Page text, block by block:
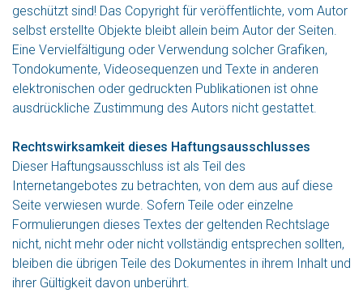
geschützt sind! Das Copyright für veröffentlichte, vom Autor
selbst erstellte Objekte bleibt allein beim Autor der Seiten.
Eine Vervielfältigung oder Verwendung solcher Grafiken,
Tondokumente, Videosequenzen und Texte in anderen
elektronischen oder gedruckten Publikationen ist ohne
ausdrückliche Zustimmung des Autors nicht gestattet.
Rechtswirksamkeit dieses Haftungsausschlusses
Dieser Haftungsausschluss ist als Teil des
Internetangebotes zu betrachten, von dem aus auf diese
Seite verwiesen wurde. Sofern Teile oder einzelne
Formulierungen dieses Textes der geltenden Rechtslage
nicht, nicht mehr oder nicht vollständig entsprechen sollten,
bleiben die übrigen Teile des Dokumentes in ihrem Inhalt und
ihrer Gültigkeit davon unberührt.